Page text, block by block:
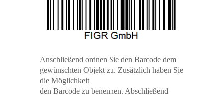
Anschließend ordnen Sie den Barcode dem
gewünschten Objekt zu. Zusätzlich haben Sie
die Möglichkeit
den Barcode zu benennen. Abschließend